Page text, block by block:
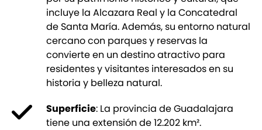
incluye la Alcazara Real y la Concatedral
de Santa María. Además, su entorno natural
cercano con parques y reservas la
convierte en un destino atractivo para
residentes y visitantes interesados en su
historia y belleza natural.
Superficie: La provincia de Guadalajara
tiene una extensión de 12.202 km².